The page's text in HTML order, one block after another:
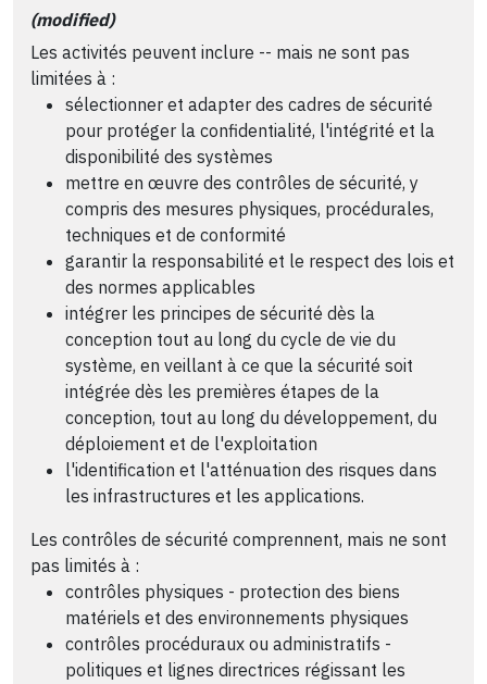
(modified)
Les activités peuvent inclure -- mais ne sont pas
limitées à :
sélectionner et adapter des cadres de sécurité
pour protéger la confidentialité, l'intégrité et la
disponibilité des systèmes
mettre en œuvre des contrôles de sécurité, y
compris des mesures physiques, procédurales,
techniques et de conformité
garantir la responsabilité et le respect des lois et
des normes applicables
intégrer les principes de sécurité dès la
conception tout au long du cycle de vie du
système, en veillant à ce que la sécurité soit
intégrée dès les premières étapes de la
conception, tout au long du développement, du
déploiement et de l'exploitation
l'identification et l'atténuation des risques dans
les infrastructures et les applications.
Les contrôles de sécurité comprennent, mais ne sont
pas limités à :
contrôles physiques - protection des biens
matériels et des environnements physiques
contrôles procéduraux ou administratifs -
politiques et lignes directrices régissant les